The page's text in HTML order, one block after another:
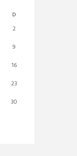
D
2
9
16
23
30